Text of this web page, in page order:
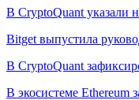
В CryptoQuant указали
Bitget выпустила
В CryptoQuant
В экосистеме Ethereum